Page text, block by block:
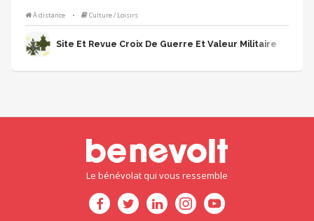
À distance • Culture / Loisirs
Site Et Revue Croix De Guerre Et Valeur Militaire
Le bénévolat qui vous ressemble